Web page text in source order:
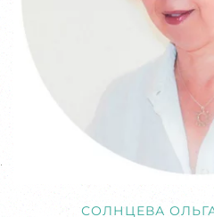
СОЛНЦЕВА